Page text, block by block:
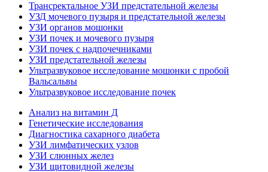
Трансректальное УЗИ предстательной железы
УЗД мочевого пузыря и предстательной железы
УЗИ органов мошонки
УЗИ почек и мочевого пузыря
УЗИ почек с надпочечниками
УЗИ предстательной железы
Ультразвуковое исследование мошонки с пробой
Вальсальвы
Ультразвуковое исследование почек
Анализ на витамин Д
Генетические исследования
Диагностика сахарного диабета
УЗИ лимфатических узлов
УЗИ слюнных желез
УЗИ щитовидной железы